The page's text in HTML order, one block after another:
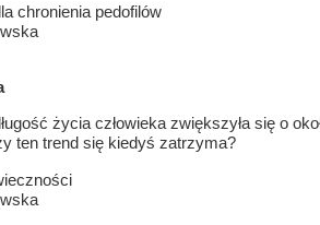
chronienia pedofilów
życia człowieka zwiększyła się o
ten trend się kiedyś zatrzyma?